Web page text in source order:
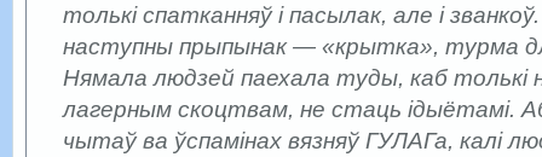
толькі спатканняў і пасылак, але і
наступны прыпынак — «крытка», турма
Нямала людзей паехала туды, каб толькі
лагерным скоцтвам, не стаць ідыётамі.
чытаў ва ўспамінах вязняў ГУЛАГа, калі